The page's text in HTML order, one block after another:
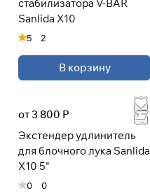
стабилизатора V-BAR
Sanlida X10
5 2
В корзину
от 3 800 Р
Экстендер удлинитель
для блочного лука Sanlida
X10 5"
0 0